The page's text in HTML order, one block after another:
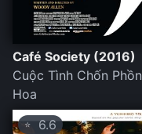
Café Society (2016)
Cuộc Tình Chốn Phồn
Hoa
⭐6.6